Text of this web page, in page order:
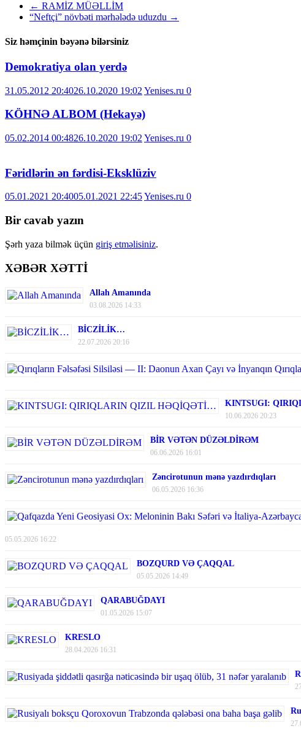
← RAMİZ MÜƏLLİM
“Neftçi” növbəti mərhələdə uduzdu →
Siz həmçinin bəyənə bilərsiniz
Demokratiya olan yerdə
31.05.2012 20:4026.10.2020 19:02 Yenises.ru 0
KÖHNƏ ALBOM (Hekayə)
05.02.2014 00:4826.10.2020 19:02 Yenises.ru 0
Fəridlərin ən fərdisi-Eksklüziv
05.01.2021 20:4005.01.2021 22:45Yenises.ru 0
Bir cavab yazın
Şərh yaza bilmək üçün giriş etməlisiniz.
XƏBƏR XƏTTİ
Allah Amanında
03.08.2026 14:33
BİCZİLİK…
22.07.2026 20:16
KINTSUGI:
10.06.2026 20:23
BİR VƏTƏN DÜZƏLDİRƏM
06.06.2026 16:01
Zəncirotunun mənə yazdırdıqları
06.05.2026 16:36
05.05.2026 16:22
BOZQURD VƏ ÇAQQAL
05.05.2026 14:49
QARABUĞDAYI
01.05.2026 15:07
KRESLO
28.04.2026 16:31